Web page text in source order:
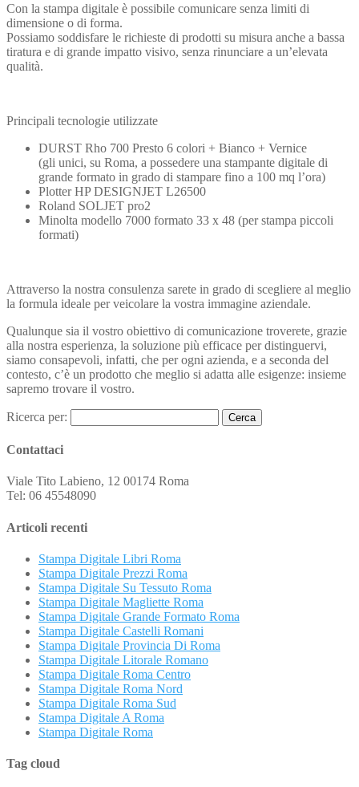
Con la stampa digitale è possibile comunicare senza limiti di
dimensione o di forma.
Possiamo soddisfare le richieste di prodotti su misura anche a bassa
tiratura e di grande impatto visivo, senza rinunciare a un’elevata
qualità.
Principali tecnologie utilizzate
DURST Rho 700 Presto 6 colori + Bianco + Vernice
(gli unici, su Roma, a possedere una stampante digitale di
grande formato in grado di stampare fino a 100 mq l’ora)
Plotter HP DESIGNJET L26500
Roland SOLJET pro2
Minolta modello 7000 formato 33 x 48 (per stampa piccoli
formati)
Attraverso la nostra consulenza sarete in grado di scegliere al meglio
la formula ideale per veicolare la vostra immagine aziendale.
Qualunque sia il vostro obiettivo di comunicazione troverete, grazie
alla nostra esperienza, la soluzione più efficace per distinguervi,
siamo consapevoli, infatti, che per ogni azienda, e a seconda del
contesto, c’è un prodotto che meglio si adatta alle esigenze: insieme
sapremo trovare il vostro.
Ricerca per:
Contattaci
Viale Tito Labieno, 12 00174 Roma
Tel: 06 45548090
Articoli recenti
Stampa Digitale Libri Roma
Stampa Digitale Prezzi Roma
Stampa Digitale Su Tessuto Roma
Stampa Digitale Magliette Roma
Stampa Digitale Grande Formato Roma
Stampa Digitale Castelli Romani
Stampa Digitale Provincia Di Roma
Stampa Digitale Litorale Romano
Stampa Digitale Roma Centro
Stampa Digitale Roma Nord
Stampa Digitale Roma Sud
Stampa Digitale A Roma
Stampa Digitale Roma
Tag cloud